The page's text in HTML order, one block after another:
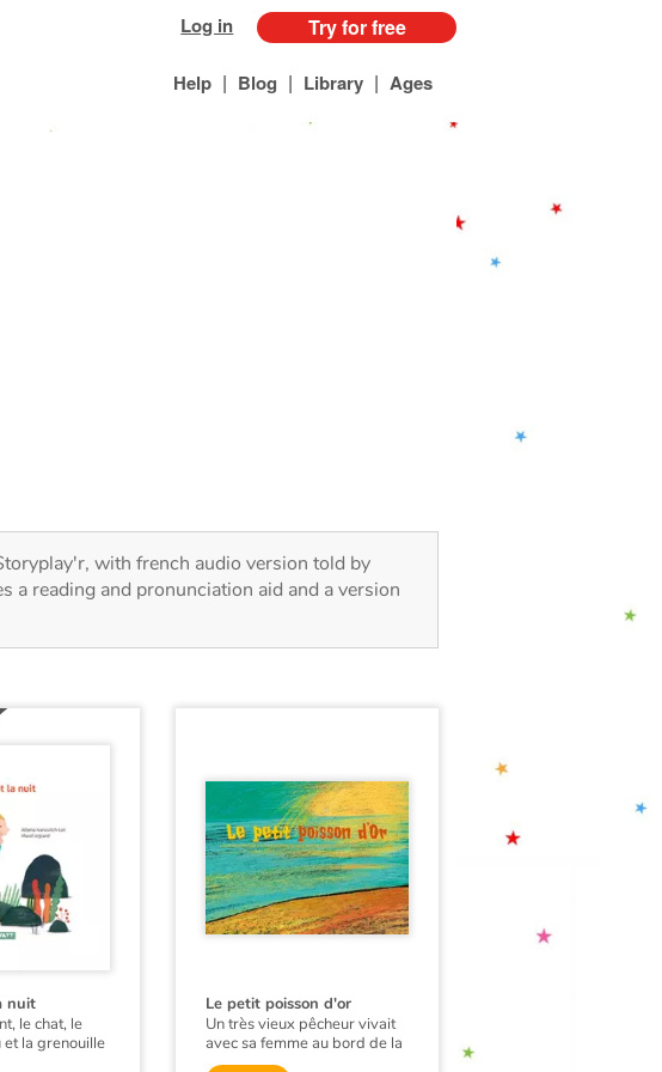
Log in Try for free
Help | Blog | Library | Ages
with french audio version told by
a reading and pronunciation aid and a version
nuit
le chat, le
et la grenouille
Alors le
Le petit poisson d'or
Un très vieux pêcheur vivait
avec sa femme au bord de la
mer, une vieille mégère, dans